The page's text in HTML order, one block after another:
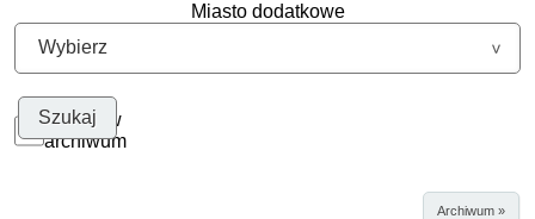
Miasto dodatkowe
Szukaj w
archiwum
Archiwum »